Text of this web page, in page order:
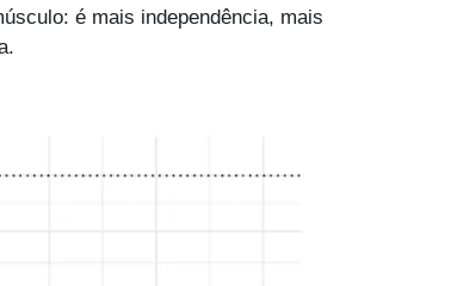
é mais independência, mais